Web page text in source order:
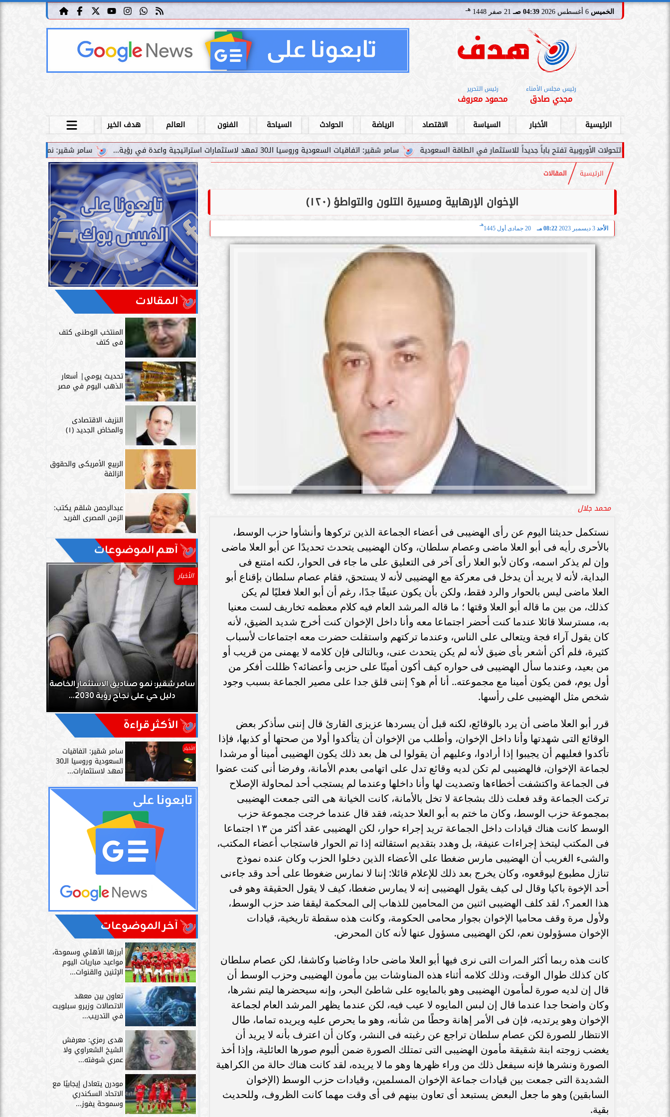
الخميس 04:39 صـ 21 صفر 1448 هـ
رئيس مجلس الأمناء
مجدي صادق
رئيس التحرير
محمود معروف
الرئيسية الأخبار السياسة الاقتصاد الرياضة الحوادث السياحة الفنون العالم
هدف الخير
سامر شقير: نمو صناديق الاستثمار
سامر شقير: اتفاقيات السعودية وروسيا الـ30 تمهد لاستثمارات استراتيجية واعدة في رؤية... التحولات الأوروبية تفتح باباً جديداً للاستثمار في الطاقة السعودية
الرئيسية المقالات
الإخوان الإرهابية ومسيرة التلون والتواطؤ (١٢٠)
الأحد 3 ديسمبر 2023 08:22 مـ 20 جمادى أول 1445
هـ
محمد جلال
نستكمل حديثنا اليوم عن رأى الهضيبى فى أعضاء الجماعة الذين تركوها وأنشأوا حزب الوسط،
بالأحرى رأيه فى أبو العلا ماضى وعصام سلطان، وكان الهضيبى يتحدث تحديدًا عن أبو العلا ماضى
وإن لم يذكر اسمه، وكان لأبو العلا رأى آخر فى التعليق على ما جاء فى الحوار، لكنه امتنع فى
البداية، لأنه لا يريد أن يدخل فى معركة مع الهضيبى لأنه لا يستحق، فقام عصام سلطان بإقناع أبو
العلا ماضى ليس بالحوار والرد فقط، ولكن بأن يكون عنيفًا جدًا، رغم أن أبو العلا فعليًا لم يكن
كذلك، من بين ما قاله أبو العلا وقتها ؛ ما قاله المرشد العام فيه كلام معظمه تخاريف لست معنيا
به، مسترسلا قائلا عندما كنت أحضر اجتماعا معه وأنا داخل الإخوان كنت أخرج شديد الضيق، لأنه
كان يقول آراء فجة ويتعالى على الناس، وعندما تركتهم واستقلت حضرت معه اجتماعات لأسباب
كثيرة، فلم أكن أشعر بأى ضيق لأنه لم يكن يتحدث عنى، وبالتالى فإن كلامه لا يهمنى من قريب أو
من بعيد، وعندما سأل الهضيبى فى حواره كيف أكون أمينًا على حزبى وأعضائه؟ ظللت أفكر من
أول يوم، فمن يكون أمينا مع مجموعته.. أنا أم هو؟ إننى قلق جدا على مصير الجماعة بسبب وجود
شخص مثل الهضيبى على رأسها.
قرر أبو العلا ماضى أن يرد بالوقائع، لكنه قبل أن يسردها عزيزى القارئ قال إننى سأذكر بعض
الوقائع التى شهدتها وأنا داخل الإخوان، وأطلب من الإخوان أن يتأكدوا أولا من صحتها أو كذبها، فإذا
تأكدوا فعليهم أن يجيبوا إذا أرادوا، وعليهم أن يقولوا لى هل بعد ذلك يكون الهضيبى أمينا أو مرشدا
لجماعة الإخوان، فالهضيبى لم تكن لديه وقائع تدل على اتهامى بعدم الأمانة، وفرضا أنى كنت عضوا
فى الجماعة واكتشفت أخطاءها وتصديت لها وأنا داخلها وعندما لم يستجب أحد لمحاولة الإصلاح
تركت الجماعة وقد فعلت ذلك بشجاعة لا تخل بالأمانة، كانت الخيانة هى التى جمعت الهضيبى
بمجموعة حزب الوسط، وكان ما ختم به أبو العلا حديثه، فقد قال عندما خرجت مجموعة حزب
الوسط كانت هناك قيادات داخل الجماعة تريد إجراء حوار، لكن الهضيبى عقد أكثر من ١٣ اجتماعا
فى المكتب ليتخذ إجراءات عنيفة، بل وهدد بتقديم استقالته إذا تم الحوار فاستجاب أعضاء المكتب،
والشىء الغريب أن الهضيبى مارس ضغطا على الأعضاء الذين دخلوا الحزب وكان عنده نموذج
تنازل مطبوع ليوقعوه، وكان يخرج بعد ذلك للإعلام قائلا: إننا لا نمارس ضغوطا على أحد وقد جاءنى
أحد الإخوة باكيا وقال لى كيف يقول الهضيبى إنه لا يمارس ضغطا، كيف لا يقول الحقيقة وهو فى
هذا العمر؟، لقد كلف الهضيبى اثنين من المحامين للذهاب إلى المحكمة ليقفا ضد حزب الوسط،
ولأول مرة وقف محاميا الإخوان بجوار محامى الحكومة، وكانت هذه سقطة تاريخية، قيادات
الإخوان مسؤولون نعم، لكن الهضيبى مسؤول عنها لأنه كان المحرض.
كانت هذه ربما أكثر المرات التى نرى فيها أبو العلا ماضى حادا وغاضبا وكاشفا، لكن عصام سلطان
كان كذلك طوال الوقت، وذلك كلامه أثناء هذه المناوشات بين مأمون الهضيبى وحزب الوسط أن
قال إن لديه صورة لمأمون الهضيبى وهو بالمايوه على شاطئ البحر، وإنه سيحضرها ليتم نشرها،
وكان واضحا جدا عندما قال إن لبس المايوه لا عيب فيه، لكن عندما يظهر المرشد العام لجماعة
الإخوان وهو يرتديه، فإن فى الأمر إهانة وحطًا من شأنه، وهو ما يحرص عليه ويريده تماما، طال
الانتظار للصورة لكن عصام سلطان تراجع عن رغبته فى النشر، وكان أن اعترف بأنه لا يريد أن
يغضب زوجته ابنة شقيقة مأمون الهضيبى التى تمتلك الصورة ضمن ألبوم صورها العائلية، وإذا أخذ
الصورة ونشرها فإنه سيفعل ذلك من وراء ظهرها وهو ما لا يريده، لقد كانت هناك حالة من الكراهية
الشديدة التى جمعت بين قيادات جماعة الإخوان المسلمين، وقيادات حزب الوسط (الإخوان
السابقين) وهو ما جعل البعض يستبعد أى تعاون بينهم فى أى وقت مهما كانت الظروف، وللحديث
بقية.
المقالات
المنتخب الوطنى كتف
فى كتف
تحديث يومي| أسعار
الذهب اليوم في مصر
النزيف الاقتصادى
والمخاض الجديد (١)
الربيع الأمريكى والحقوق
الزائفة
عبدالرحمن شلقم يكتب:
الزمن المصرى الفريد
آهم الموضوعات
سامر شقير: التحولات الأوروبية تفتح باباً
جديداً للاستثمار في الطاقة السعودية
سامر شقير: ارتفاع استثمارات البنوك
السعودية يعكس متانة السيولة ويعزز
سامر شقير: تباطؤ سوق العمل الأمريكي
يعيد توجيه السيولة العالمية نحو
الأخبار
سامر شقير: نمو صناديق الاستثمار الخاصة
دليل حي على نجاح رؤية 2030...
الأكثر قراءة
الأخبار سامر شقير: اتفاقيات
السعودية وروسيا الـ30
تمهد لاستثمارات...
آخر الموضوعات
أبرزها الأهلي وسموحة،
مواعيد مباريات اليوم
الإثنين والقنوات...
تعاون بين معهد
الاتصالات وزيرو سبلويت
في التدريب...
هدى رمزي: معرفش
الشيخ الشعراوي ولا
عمري شوفته...
مودرن يتعادل إيجابيًا مع
الاتحاد السكندري
وسموحة يفوز...